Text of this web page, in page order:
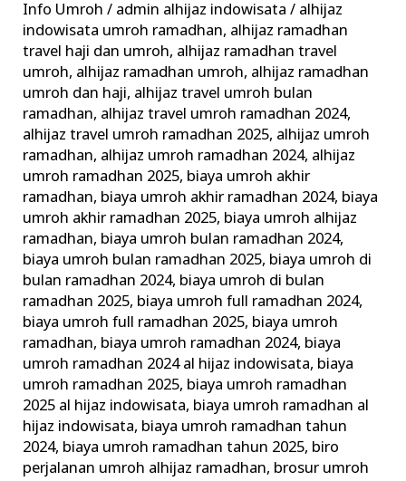
Info Umroh / admin alhijaz indowisata/ alhijaz
indowisata umroh ramadhan, alhijaz ramadhan
travel haji dan umroh, alhijaz ramadhan travel
umroh, alhijaz ramadhan umroh, alhijaz ramadhan
umroh dan haji, alhijaz travel umroh bulan
ramadhan, alhijaz travel umroh ramadhan 2024,
alhijaz travel umroh ramadhan 2025, alhijaz umroh
ramadhan, alhijaz umroh ramadhan 2024, alhijaz
umroh ramadhan 2025, biaya umroh akhir
ramadhan, biaya umroh akhir ramadhan 2024, biaya
umroh akhir ramadhan 2025, biaya umroh alhijaz
ramadhan, biaya umroh bulan ramadhan 2024,
biaya umroh bulan ramadhan 2025, biaya umroh di
bulan ramadhan 2024, biaya umroh di bulan
ramadhan 2025, biaya umroh full ramadhan 2024,
biaya umroh full ramadhan 2025, biaya umroh
ramadhan, biaya umroh ramadhan 2024, biaya
umroh ramadhan 2024 al hijaz indowisata, biaya
umroh ramadhan 2025, biaya umroh ramadhan
2025 al hijaz indowisata, biaya umroh ramadhan al
hijaz indowisata, biaya umroh ramadhan tahun
2024, biaya umroh ramadhan tahun 2025, biro
perjalanan umroh alhijaz ramadhan, brosur umroh